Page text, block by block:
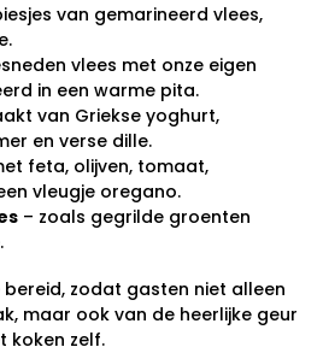
van gemarineerd vlees,
vlees met onze eigen
in een warme pita.
van Griekse yoghurt,
en verse dille.
feta, olijven, tomaat,
vleugje oregano.
– zoals gegrilde groenten
zodat gasten niet alleen
maar ook van de heerlijke geur
koken zelf.